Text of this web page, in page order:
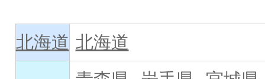
北海道 北海道